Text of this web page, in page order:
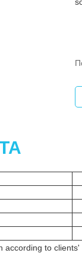
to clients'